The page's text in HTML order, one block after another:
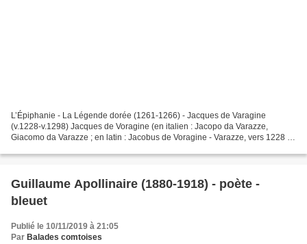
L’Épiphanie - La Légende dorée (1261-1266) - Jacques de Varagine
(v.1228-v.1298) Jacques de Voragine (en italien : Jacopo da Varazze,
Giacomo da Varazze ; en latin : Jacobus de Voragine - Varazze, vers 1228 -
Guillaume Apollinaire (1880-1918) - poète -
bleuet
Publié le 10/11/2019 à 21:05
Par Balades comtoises